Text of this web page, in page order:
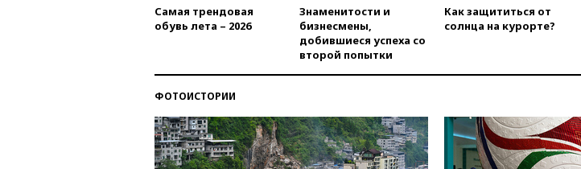
отец
Самая трендовая
обувь лета – 2026
Знаменитости и
бизнесмены,
добившиеся успеха со
второй попытки
Как защититься от
солнца на курорте?
ФОТОИСТОРИИ